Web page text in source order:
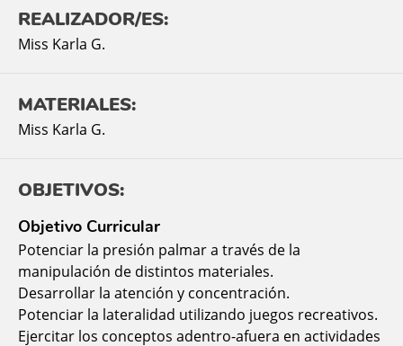
REALIZADOR/ES:
Miss Karla G.
MATERIALES:
Miss Karla G.
OBJETIVOS:
Objetivo Curricular
Potenciar la presión palmar a través de la
manipulación de distintos materiales.
Desarrollar la atención y concentración.
Potenciar la lateralidad utilizando juegos recreativos.
Ejercitar los conceptos adentro-afuera en actividades